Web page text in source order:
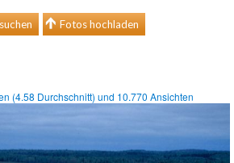
Fotos hochladen
(4.58 Durchschnitt) und 10.770 Ansichten